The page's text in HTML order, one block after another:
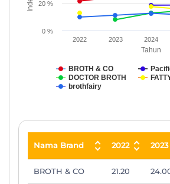
The chart has 1 Y axis displaying
Tahun
BROTH & CO
DOCTOR BROTH
brothfairy
2022 2023 2024
0 %
20 %
Nama Brand 2022 2023
Nama Brand 2022 2023
BROTH & CO 21.20